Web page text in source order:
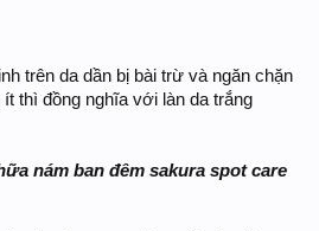
trên da dần bị bài trừ và ngăn chặn
thì đồng nghĩa với làn da trắng
nám ban đêm sakura spot care